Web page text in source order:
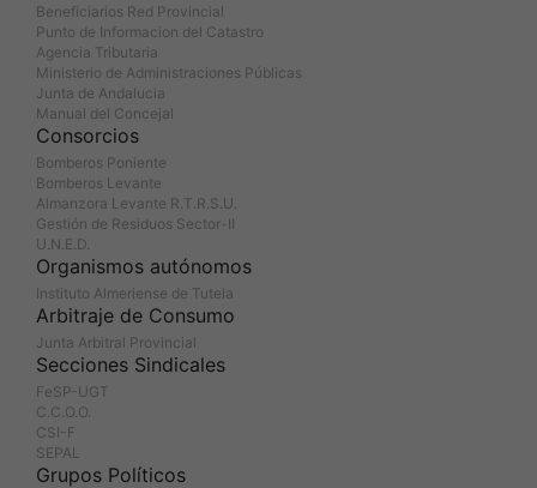
Beneficiarios Red Provincial
Punto de Informacion del Catastro
Agencia Tributaria
Ministerio de Administraciones Públicas
Junta de Andalucia
Manual del Concejal
Consorcios
Bomberos Poniente
Bomberos Levante
Almanzora Levante R.T.R.S.U.
Gestión de Residuos Sector-II
U.N.E.D.
Organismos autónomos
Instituto Almeriense de Tutela
Arbitraje de Consumo
Junta Arbitral Provincial
Secciones Sindicales
FeSP-UGT
C.C.O.O.
CSI-F
SEPAL
Grupos Políticos